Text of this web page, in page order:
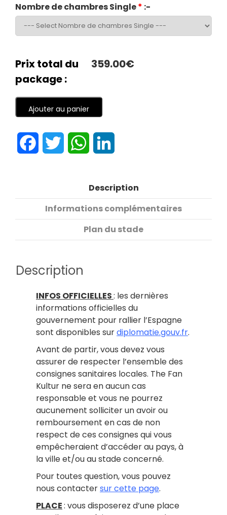
Nombre de chambres Single* :-
Prix total du
package :
359.00€
Ajouter au panier
FacebookTwitter WhatsApp
Description
Informations complémentaires
Plan du stade
Description
INFOS OFFICIELLES: les dernières
informations officielles du
gouvernement pour rallier l’Espagne
sont disponibles surdiplomatie.gouv.fr.
Avant de partir, vous devez vous
assurer de respecter l’ensemble des
consignes sanitaires locales. The Fan
Kultur ne sera en aucun cas
responsable et vous ne pourrez
aucunement solliciter un avoir ou
remboursement en cas de non
respect de ces consignes qui vous
empêcheraient d’accéder au pays, à
la ville et/ou au stade concerné.
Pour toutes question, vous pouvez
nous contactersur cette page.
PLACE: vous disposerez d’une place